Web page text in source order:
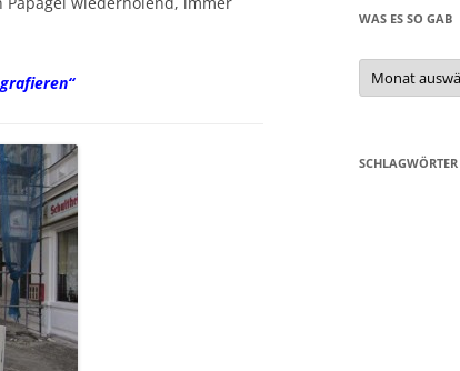
WAS ES SO GAB
Was
es
so
SCHLAGWÖRTER